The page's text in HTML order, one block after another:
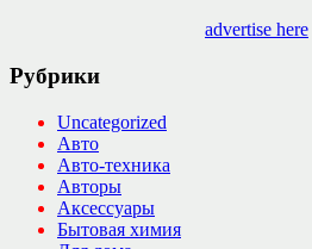
advertise here
Рубрики
Uncategorized
Авто
Авто-техника
Авторы
Аксессуары
Бытовая химия